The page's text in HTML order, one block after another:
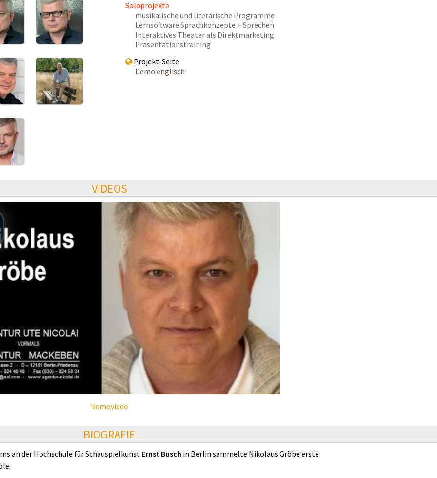
Soloprojekte
musikalische und literarische Programme
Lernsoftware Sprachkonzepte + Sprechen
Interaktives Theater als Direktmarketing
Präsentationstraining
Projekt-Seite
Demo englisch
VIDEOS
Demovideo
BIOGRAFIE
an der Hochschule für Schauspielkunst Ernst Busch in Berlin sammelte Nikolaus Gröbe erste